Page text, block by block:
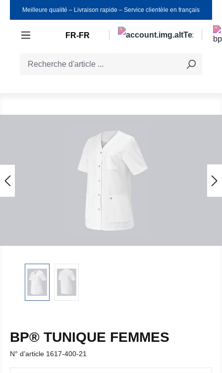
Passer au contenu principal
Meilleure qualité ‒ Livraison rapide ‒ Service clientèle en français
FR-FR
BP® TUNIQUE FEMMES
N° d'article 1617-400-21